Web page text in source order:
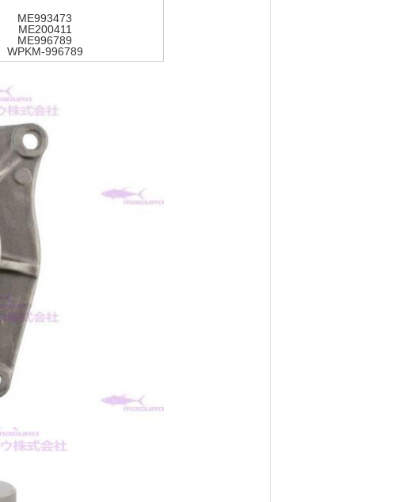
ME993473
ΜΕ200411
ME996789
WPKM-996789